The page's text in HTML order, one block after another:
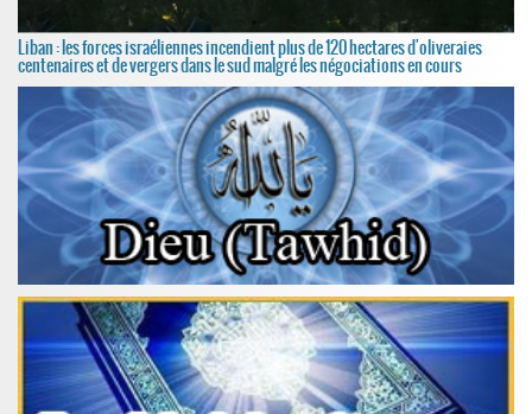
Liban : les forces israéliennes incendient plus de 120 hectares d'oliveraies
centenaires et de vergers dans le sud malgré les négociations en cours